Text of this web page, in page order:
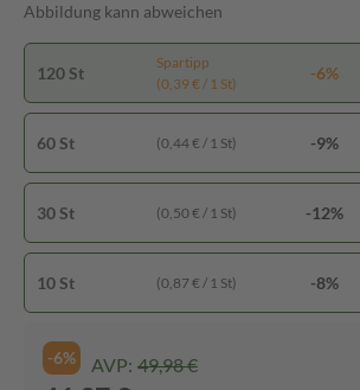
Abbildung kann abweichen
120 St
Spartipp
(0,39 € / 1 St)
-6%
60 St (0,44 € / 1 St) -9%
30 St (0,50 € / 1 St) -12%
10 St (0,87 € / 1 St) -8%
-6% AVP: 49,98 €